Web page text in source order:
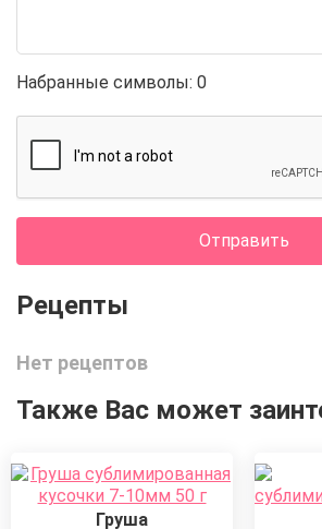
Набранные символы: 0
Отправить
Нет рецептов
Также Вас может
Груша